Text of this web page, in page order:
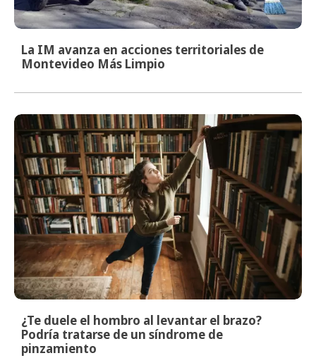
La IM avanza en acciones territoriales de
Montevideo Más Limpio
¿Te duele el hombro al levantar el brazo?
Podría tratarse de un síndrome de
pinzamiento